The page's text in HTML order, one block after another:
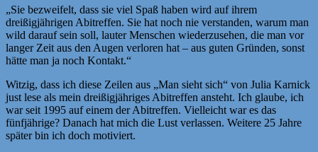
„Sie bezweifelt, dass sie viel Spaß haben wird auf ihrem
dreißigjährigen Abitreffen. Sie hat noch nie verstanden, warum man
wild darauf sein soll, lauter Menschen wiederzusehen, die man vor
langer Zeit aus den Augen verloren hat – aus guten Gründen, sonst
hätte man ja noch Kontakt.“
Witzig, dass ich diese Zeilen aus „Man sieht sich“ von Julia Karnick
just lese als mein dreißigjähriges Abitreffen ansteht. Ich glaube, ich
war seit 1995 auf einem der Abitreffen. Vielleicht war es das
fünfjährige? Danach hat mich die Lust verlassen. Weitere 25 Jahre
später bin ich doch motiviert.